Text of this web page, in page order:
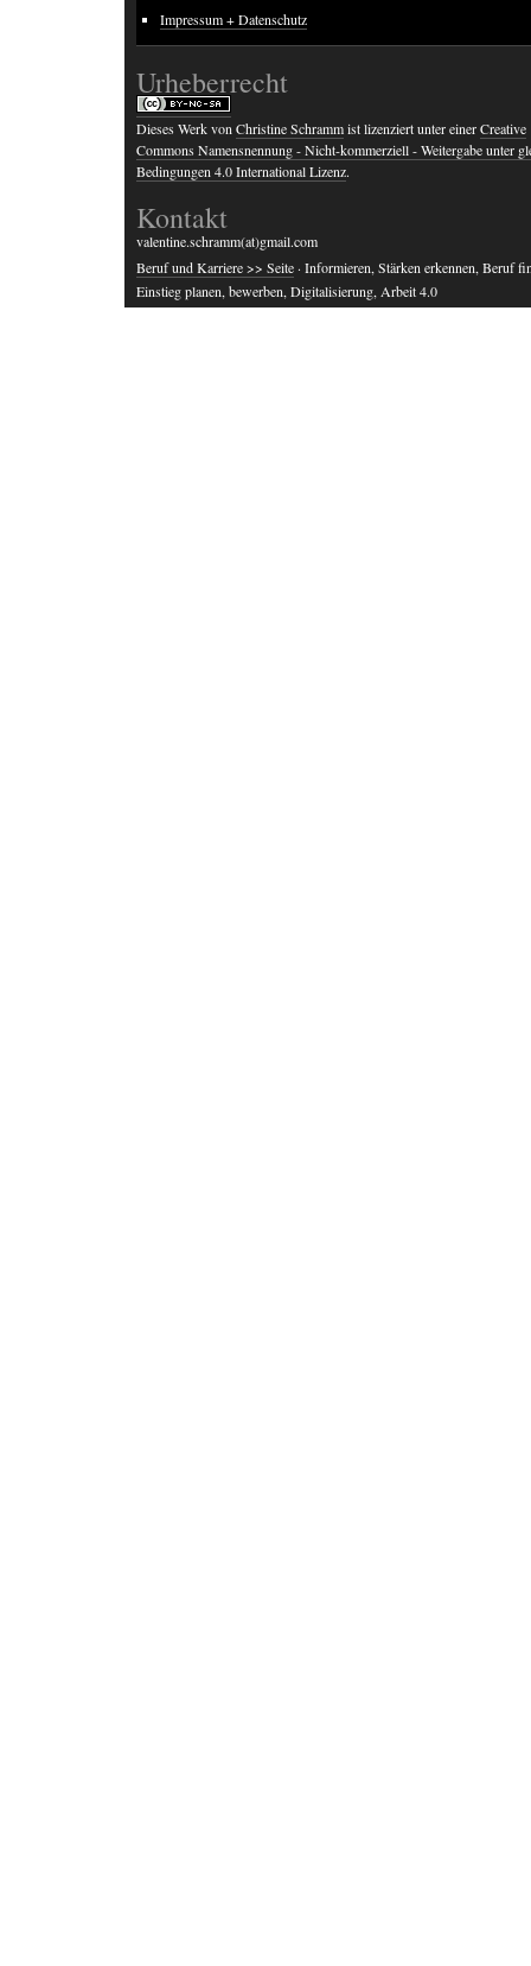
Impressum + Datenschutz
Urheberrecht
Dieses Werk von Christine Schrammist lizenziert unter einerCreative
Commons Namensnennung - Nicht-kommerziell - Weitergabe unter
Bedingungen 4.0 International Lizenz.
Kontakt
valentine.schramm(at)gmail.com
Beruf und Karriere >> Seite · Informieren, Stärken erkennen, Beruf
Einstieg planen, bewerben, Digitalisierung, Arbeit 4.0